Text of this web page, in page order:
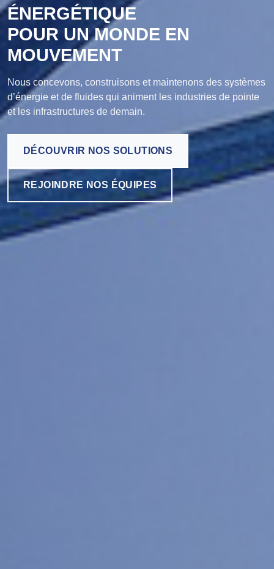
ÉNERGÉTIQUE
POUR UN MONDE EN
MOUVEMENT
Nous concevons, construisons et maintenons des systèmes
d’énergie et de fluides qui animent les industries de pointe
et les infrastructures de demain.
DÉCOUVRIR NOS SOLUTIONS
REJOINDRE NOS ÉQUIPES